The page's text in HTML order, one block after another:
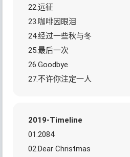
22.远征
23.咖啡因眼泪
24.经过一些秋与冬
25.最后一次
26.Goodbye
27.不许你注定一人
2019-Timeline
01.2084
02.Dear Christmas